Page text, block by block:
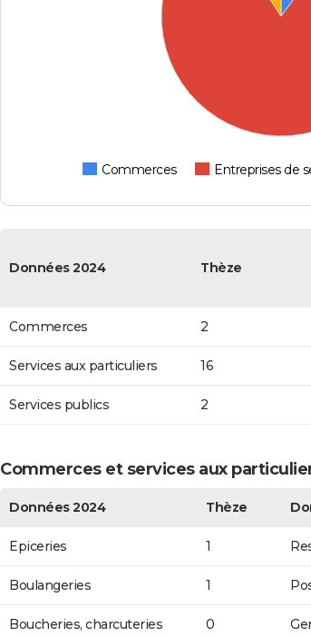
Commerces Entreprises de
Données 2024 Thèze
Commerces 2
Services aux particuliers 16
Services publics 2
Commerces et services aux
Données 2024 Thèze
Epiceries 1
Boulangeries 1
Boucheries, charcuteries 0